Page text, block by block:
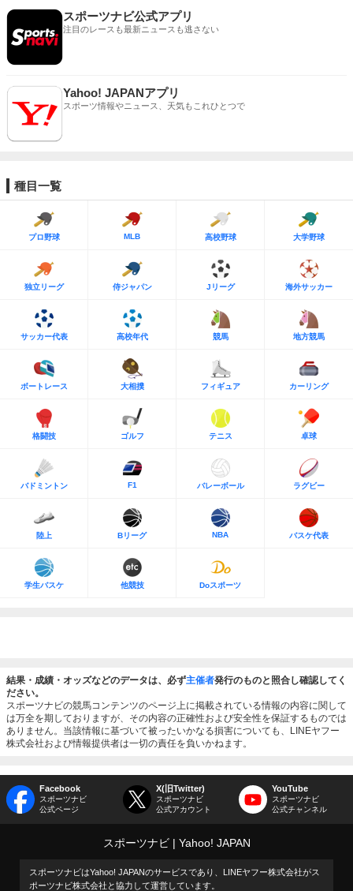
スポーツナビ公式アプリ
注目のレースも最新ニュースも逃さない
Yahoo! JAPANアプリ
スポーツ情報やニュース、天気もこれひとつで
種目一覧
プロ野球 MLB 高校野球 大学野球
独立リーグ 侍ジャパン Jリーグ 海外サッカー
サッカー代表 高校年代 競馬 地方競馬
ボートレース 大相撲 フィギュア カーリング
格闘技 ゴルフ テニス 卓球
バドミントン F1 バレーボール ラグビー
陸上 Bリーグ NBA バスケ代表
学生バスケ 他競技 Doスポーツ
結果・成績・オッズなどのデータは、必ず主催者発行のものと照合し確認してく
ださい。
スポーツナビの競馬コンテンツのページ上に掲載されている情報の内容に関して
は万全を期しておりますが、その内容の正確性および安全性を保証するものでは
ありません。当該情報に基づいて被ったいかなる損害についても、LINEヤフー
株式会社および情報提供者は一切の責任を負いかねます。
Facebook
スポーツナビ
公式ページ
X(旧Twitter)
スポーツナビ
公式アカウント
YouTube
スポーツナビ
公式チャンネル
スポーツナビ Yahoo! JAPAN
スポーツナビはYahoo! JAPANのサービスであり、LINEヤフー株式会社がス
ポーツナビ株式会社と協力して運営しています。